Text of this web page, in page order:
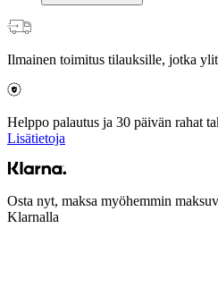
Ilmainen toimitus tilauksille, jotka
Helppo palautus ja 30 päivän rahat
Lisätietoja
Osta nyt, maksa myöhemmin
Klarnalla